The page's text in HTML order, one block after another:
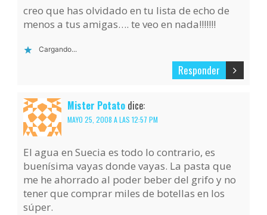
creo que has olvidado en tu lista de echo de
menos a tus amigas…. te veo en nada!!!!!!!
Cargando...
Responder
Mister Potato dice:
MAYO 25, 2008 A LAS 12:57 PM
El agua en Suecia es todo lo contrario, es
buenísima vayas donde vayas. La pasta que
me he ahorrado al poder beber del grifo y no
tener que comprar miles de botellas en los
súper.